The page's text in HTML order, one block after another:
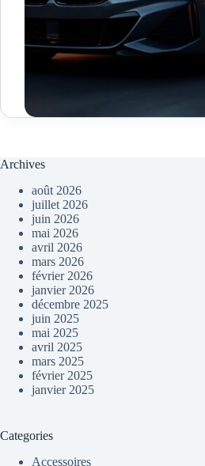
Archives
août 2026
juillet 2026
juin 2026
mai 2026
avril 2026
mars 2026
février 2026
janvier 2026
décembre 2025
juin 2025
mai 2025
avril 2025
mars 2025
février 2025
janvier 2025
Categories
Accessoires